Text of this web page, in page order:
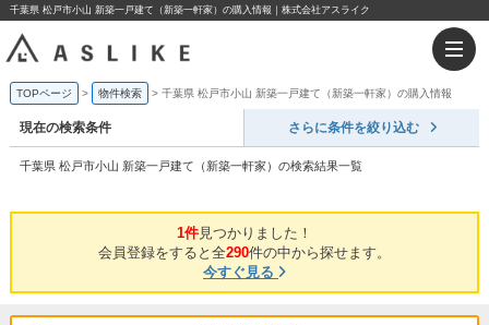
千葉県 松戸市小山 新築一戸建て（新築一軒家）の購入情報｜株式会社アスライク
TOPページ 物件検索 千葉県 松戸市小山 新築一戸建て（新築一軒家）の購入情報
現在の検索条件 さらに条件を絞り込む
千葉県 松戸市小山 新築一戸建て（新築一軒家）の検索結果一覧
1件見つかりました！
会員登録をすると全290件の中から探せます。
今すぐ見る